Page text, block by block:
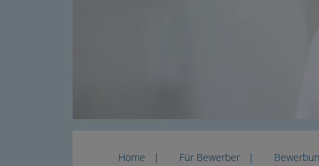
Home Für Bewerber